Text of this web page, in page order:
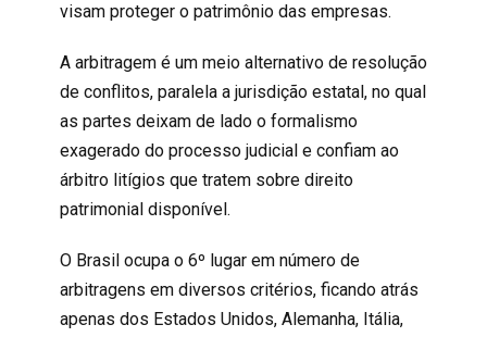
visam proteger o patrimônio das empresas.
A arbitragem é um meio alternativo de resolução
de conflitos, paralela a jurisdição estatal, no qual
as partes deixam de lado o formalismo
exagerado do processo judicial e confiam ao
árbitro litígios que tratem sobre direito
patrimonial disponível.
O Brasil ocupa o 6º lugar em número de
arbitragens em diversos critérios, ficando atrás
apenas dos Estados Unidos, Alemanha, Itália,